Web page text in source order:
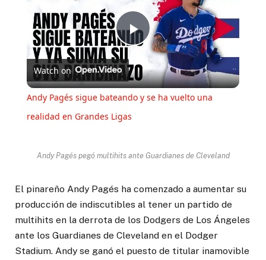
Play
Video
Watch on
Andy Pagés sigue bateando y se ha vuelto una
realidad en Grandes Ligas
Andy Pagés pegó multihits ante Guardianes de Cleveland
El pinareño Andy Pagés ha comenzado a aumentar su
producción de indiscutibles al tener un partido de
multihits en la derrota de los Dodgers de Los Ángeles
ante los Guardianes de Cleveland en el Dodger
Stadium. Andy se ganó el puesto de titular inamovible